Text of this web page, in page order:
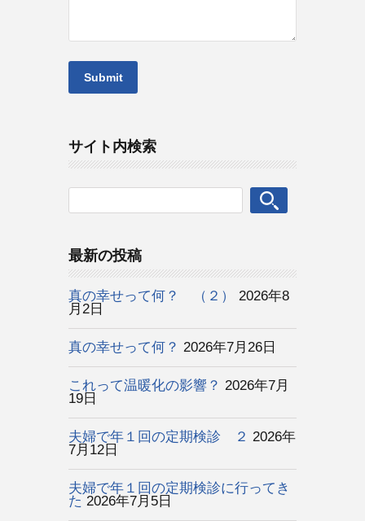
サイト内検索
最新の投稿
真の幸せって何？ （２）
2026年8
月2日
真の幸せって何？ 2026年7月26日
これって温暖化の影響？ 2026年7月
19日
夫婦で年１回の定期検診 ２ 2026年
7月12日
夫婦で年１回の定期検診に行ってき
た 2026年7月5日